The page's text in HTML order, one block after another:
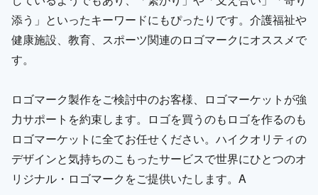
添う」といったキーワードにもぴったりです。介護福祉や
健康施設、教育、スポーツ関連のロゴマークにオススメで
す。
ロゴマーク製作をご検討中のお客様、ロゴマーケットが強
力サポートを約束します。ロゴを買うのもロゴを作るのも
ロゴマーケットに全てお任せください。ハイクオリティの
デザインと気持ちのこもったサービスで世界にひとつのオ
リジナル・ロゴマークをご提供いたします。A